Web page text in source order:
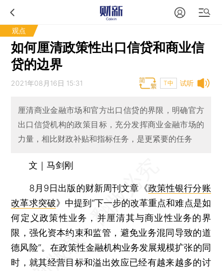
观点
如何厘清政策性出口信贷和商业信
贷的边界
试听
2021年08月16日 15:31 T中
厘清商业金融市场和官方出口信贷的界限，明确官方
出口信贷机构的政策目标，充分发挥商业金融市场的
力量，相比财政补贴和指标任务，是更紧要的任务
文｜马剑刚
8月9日出版的财新周刊文章《政策性银行分账
改革求突破》中提到“下一步的改革重点和难点是如
何定义政策性业务，并厘清其与商业性业务的界
限，强化资本约束和监管，避免业务混同导致的道
德风险”。在政策性金融机构业务发展规模扩张的同
时，就其经营目标和溢出效应已经有越来越多的讨